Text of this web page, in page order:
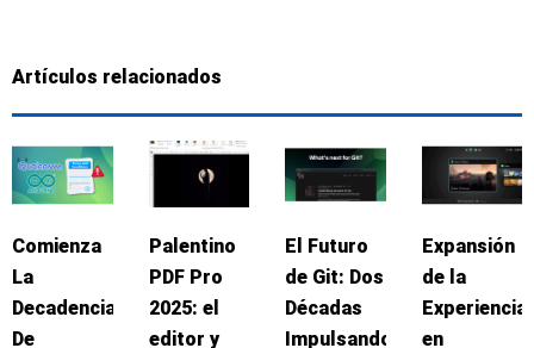
Artículos relacionados
Comienza
La
Decadencia
De
Palentino
PDF Pro
2025: el
editor y
El Futuro
de Git: Dos
Décadas
Impulsando
Expansión
de la
Experiencia
en